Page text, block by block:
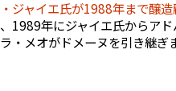
ジャイエ氏が1988年まで醸
1989年にジャイエ氏からア
・メオがドメーヌを引き継ぎ